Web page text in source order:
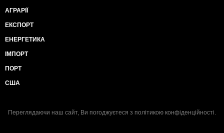
АГРАРІЇ
ЕКСПОРТ
ЕНЕРГЕТИКА
ІМПОРТ
ПОРТ
США
Переглядаючи наш сайт, Ви погоджуєтеся з політикою конфіденційності.